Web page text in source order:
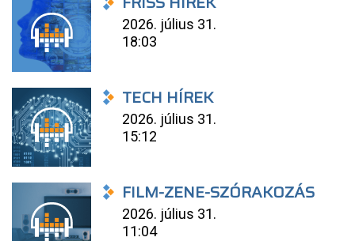
2026. július 31.
18:03
TECH HÍREK
2026. július 31.
15:12
FILM-ZENE-SZÓRAKOZÁS
2026. július 31.
11:04